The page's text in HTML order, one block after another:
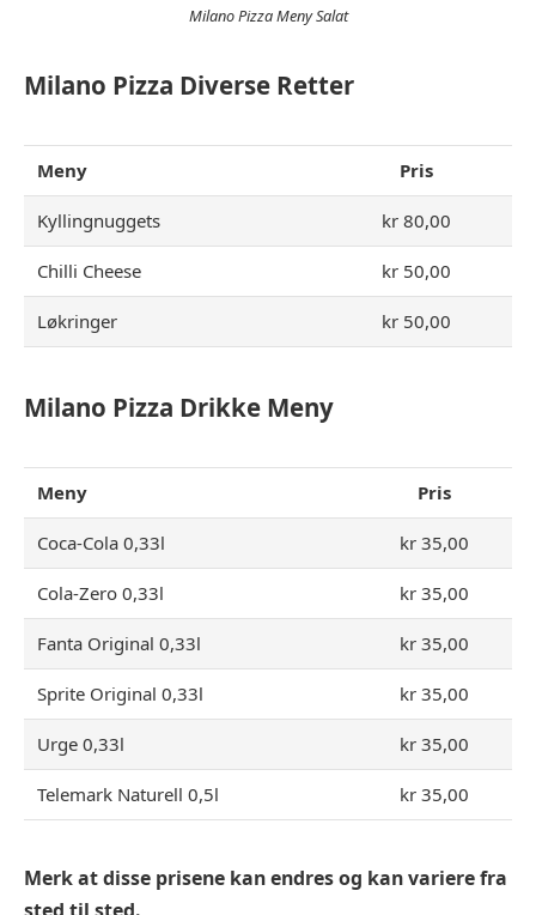
Milano Pizza Meny Salat
Milano Pizza Diverse Retter
Meny Pris
Kyllingnuggets kr 80,00
Chilli Cheese kr 50,00
Løkringer kr 50,00
Milano Pizza Drikke Meny
Meny Pris
Coca-Cola 0,33l kr 35,00
Cola-Zero 0,33l kr 35,00
Fanta Original 0,33l kr 35,00
Sprite Original 0,33l kr 35,00
Urge 0,33l kr 35,00
Telemark Naturell 0,5l kr 35,00
Merk at disse prisene kan endres og kan variere fra